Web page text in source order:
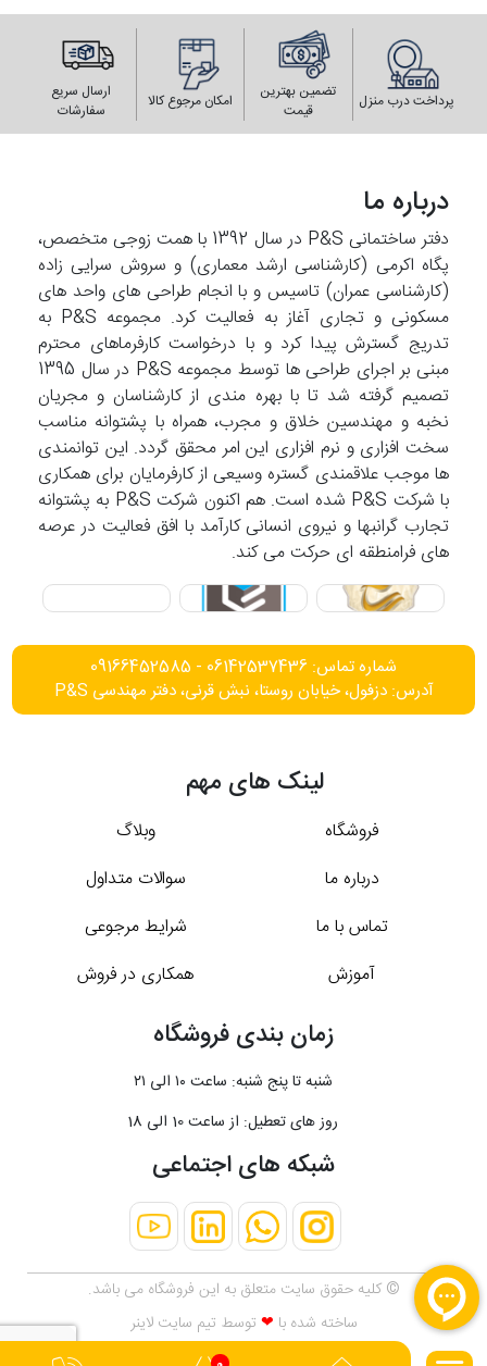
پرداخت درب منزل
تضمین بهترین
قیمت
امکان مرجوع کالا
ارسال سریع
سفارشات
درباره ما
دفتر ساختمانی P&S در سال 1392 با همت زوجی متخصص،
پگاه اکرمی (کارشناسی ارشد معماری) و سروش سرایی زاده
(کارشناسی عمران) تاسیس و با انجام طراحی های واحد های
مسکونی و تجاری آغاز به فعالیت کرد. مجموعه P&S به
تدریج گسترش پیدا کرد و با درخواست کارفرماهای محترم
مبنی بر اجرای طراحی ها توسط مجموعه P&S در سال 1395
تصمیم گرفته شد تا با بهره مندی از کارشناسان و مجریان
نخبه و مهندسین خلاق و مجرب، همراه با پشتوانه مناسب
سخت افزاری و نرم افزاری این امر محقق گردد. این توانمندی
ها موجب علاقمندی گستره وسیعی از کارفرمایان برای همکاری
با شرکت P&S شده است. هم اکنون شرکت P&S به پشتوانه
تجارب گرانبها و نیروی انسانی کارآمد با افق فعالیت در عرصه
های فرامنطقه ای حرکت می کند.
شماره تماس: 06142537436 - 09166452585
آدرس: دزفول، خیابان روستا، نبش قرنی، دفتر مهندسی P&S
لینک های مهم
فروشگاه
وبلاگ
درباره ما
سوالات متداول
تماس با ما
شرایط مرجوعی
آموزش
همکاری در فروش
زمان بندی فروشگاه
شنبه تا پنج شنبه: ساعت ۱۰ الی ۲۱
روز های تعطیل: از ساعت 10 الی 18
شبکه های اجتماعی
© کلیه حقوق سایت متعلق به این فروشگاه می باشد.
ساخته شده با ❤ توسط تیم سایت لاینر